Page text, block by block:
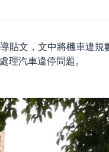
貼文，文中將機車違
汽車違停問題。